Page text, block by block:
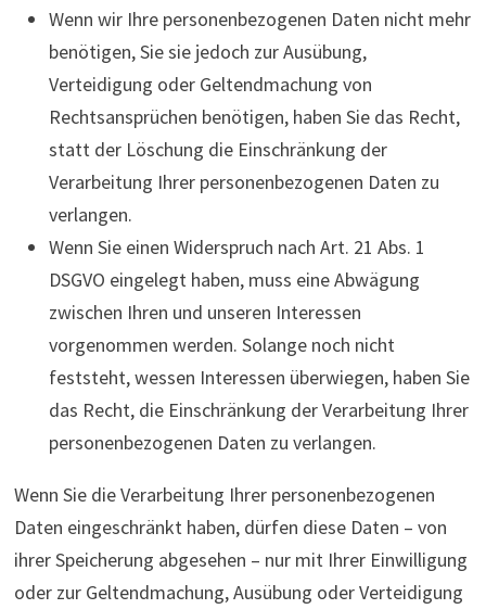
Wenn wir Ihre personenbezogenen Daten nicht mehr
benötigen, Sie sie jedoch zur Ausübung,
Verteidigung oder Geltendmachung von
Rechtsansprüchen benötigen, haben Sie das Recht,
statt der Löschung die Einschränkung der
Verarbeitung Ihrer personenbezogenen Daten zu
verlangen.
Wenn Sie einen Widerspruch nach Art. 21 Abs. 1
DSGVO eingelegt haben, muss eine Abwägung
zwischen Ihren und unseren Interessen
vorgenommen werden. Solange noch nicht
feststeht, wessen Interessen überwiegen, haben Sie
das Recht, die Einschränkung der Verarbeitung Ihrer
personenbezogenen Daten zu verlangen.
Wenn Sie die Verarbeitung Ihrer personenbezogenen
Daten eingeschränkt haben, dürfen diese Daten – von
ihrer Speicherung abgesehen – nur mit Ihrer Einwilligung
oder zur Geltendmachung, Ausübung oder Verteidigung